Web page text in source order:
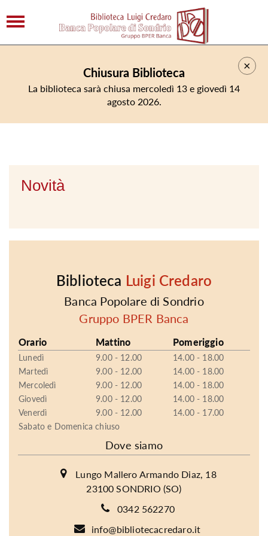
×
Chiusura Biblioteca
La biblioteca sarà chiusa mercoledì 13 e giovedì 14
agosto 2026.
Novità
Biblioteca Luigi Credaro
Banca Popolare di Sondrio
Gruppo BPER Banca
Orario Mattino Pomeriggio
Lunedì 9.00 - 12.00
14.00 - 18.00
Martedì
9.00 - 12.00
14.00 - 18.00
Mercoledì
9.00 - 12.00
14.00 - 18.00
Giovedì
9.00 - 12.00
14.00 - 18.00
Venerdì
9.00 - 12.00
14.00 - 17.00
Sabato e Domenica chiuso
Dove siamo
Lungo Mallero Armando Diaz, 18
23100 SONDRIO (SO)
0342 562270
info@bibliotecacredaro.it